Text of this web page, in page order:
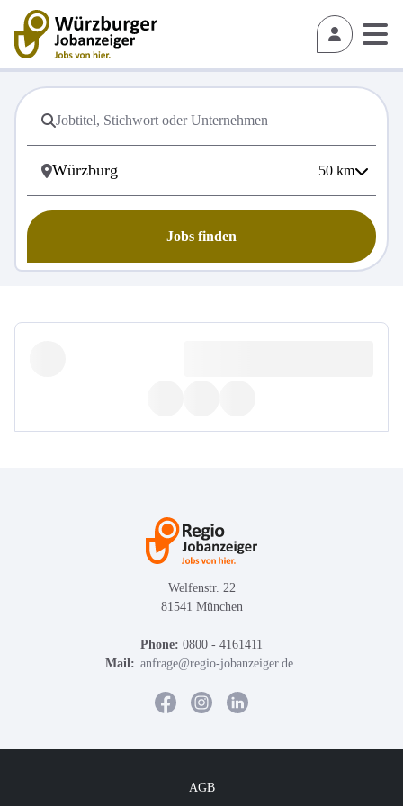
50 km
Jobs finden
Welfenstr. 22
81541 München
Phone: 0800 - 4161411
Mail: anfrage@regio-jobanzeiger.de
AGB